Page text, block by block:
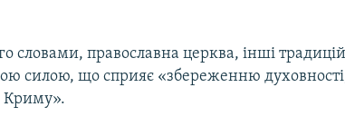
словами, православна церква, інші
силою, що сприяє «збереженню
Криму».